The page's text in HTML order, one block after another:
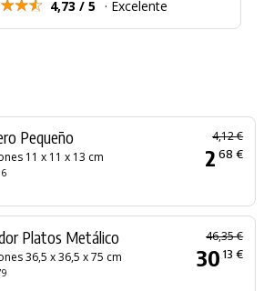
4,73 / 5 · Excelente
Pequeño
11 x 11 x 13 cm
4,12 €
2 68 €
Platos Metálico
36,5 x 36,5 x 75 cm
46,35 €
30 13 €